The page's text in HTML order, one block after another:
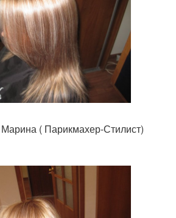
( Парикмахер-Стилист)